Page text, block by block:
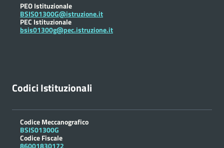
PEO Istituzionale
BSIS01300G@istruzione.it
PEC Istituzionale
bsis01300g@pec.istruzione.it
Codici Istituzionali
Codice Meccanografico
BSIS01300G
Codice Fiscale
86001830172